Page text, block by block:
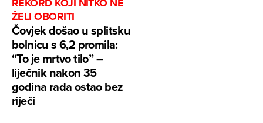
ŽELI OBORITI
Čovjek došao u splitsku
bolnicu s 6,2 promila:
“To je mrtvo tilo” –
liječnik nakon 35
godina rada ostao bez
riječi